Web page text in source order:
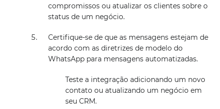
compromissos ou atualizar os clientes sobre o
status de um negócio.
Certifique-se de que as mensagens estejam de
acordo com as diretrizes de modelo do
WhatsApp para mensagens automatizadas.
Teste a integração adicionando um novo
contato ou atualizando um negócio em
seu CRM.